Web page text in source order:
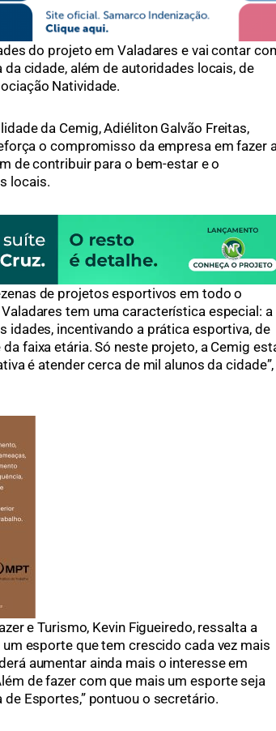
do projeto em Valadares e vai contar
cidade, além de autoridades locais, de
Natividade.
da Cemig, Adiéliton Galvão Freitas,
o compromisso da empresa em fazer
de contribuir para o bem-estar e o
locais.
de projetos esportivos em todo o
tem uma característica especial: a
idades, incentivando a prática esportiva, de
faixa etária. Só neste projeto, a Cemig
é atender cerca de mil alunos da cidade”,
e Turismo, Kevin Figueiredo, ressalta a
esporte que tem crescido cada vez mais
aumentar ainda mais o interesse em
de fazer com que mais um esporte seja
Esportes,” pontuou o secretário.